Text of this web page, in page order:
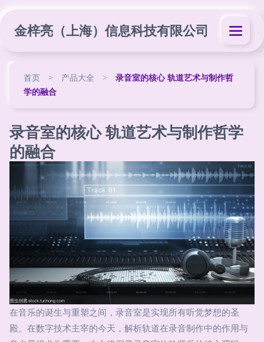
金梓亮（上海）信息科技有限公司
首页 > 产品大全 >
录音室的核心 轨道艺术与制作哲
学的融合
录音室的核心 轨道艺术与制作哲学
的融合
在音乐的诞生与重塑之间，录音室是实现所有听觉梦想的圣
殿。在数字技术主宰的今天，解析轨道在录音制作中的作用与